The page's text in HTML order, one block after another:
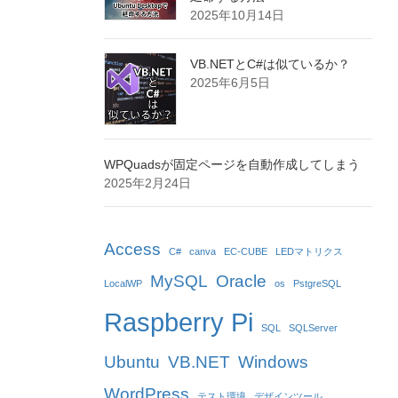
2025年10月14日
VB.NETとC#は似ているか？
2025年6月5日
WPQuadsが固定ページを自動作成してしまう
2025年2月24日
Access C# canva EC-CUBE LEDマトリクス
LocalWP MySQL Oracle os PstgreSQL
Raspberry Pi SQL SQLServer
Ubuntu VB.NET Windows
WordPress
テスト環境 デザインツール